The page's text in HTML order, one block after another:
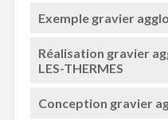
Exemple gravier
Réalisation gravier
LES-THERMES
Conception gravier